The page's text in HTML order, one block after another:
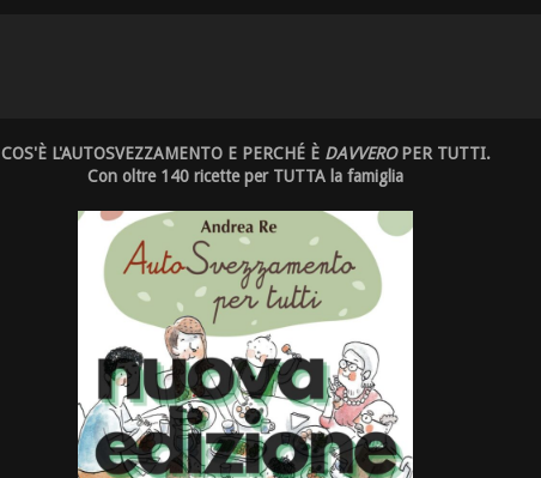
COS'È L'AUTOSVEZZAMENTO E PERCHÉ È DAVVEROPER TUTTI.
Con oltre 140 ricette per TUTTA la famiglia